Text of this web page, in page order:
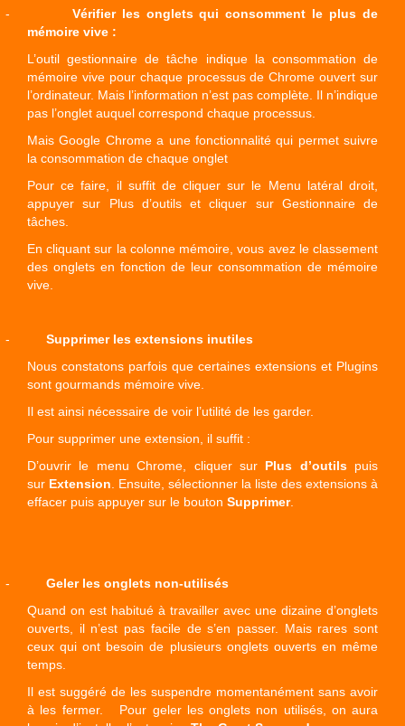
- Vérifier les onglets qui consomment le plus de
mémoire vive :
L’outil gestionnaire de tâche indique la consommation de
mémoire vive pour chaque processus de Chrome ouvert sur
l’ordinateur. Mais l’information n’est pas complète. Il n’indique
pas l’onglet auquel correspond chaque processus.
Mais Google Chrome a une fonctionnalité qui permet suivre
la consommation de chaque onglet
Pour ce faire, il suffit de cliquer sur le Menu latéral droit,
appuyer sur Plus d’outils et cliquer sur Gestionnaire de
tâches.
En cliquant sur la colonne mémoire, vous avez le classement
des onglets en fonction de leur consommation de mémoire
vive.
- Supprimer les extensions inutiles
Nous constatons parfois que certaines extensions et Plugins
sont gourmands mémoire vive.
Il est ainsi nécessaire de voir l’utilité de les garder.
Pour supprimer une extension, il suffit :
D’ouvrir le menu Chrome, cliquer sur Plus d’outilspuis
sur Extension . Ensuite, sélectionner la liste des extensions à
effacer puis appuyer sur le bouton Supprimer.
- Geler les onglets non-utilisés
Quand on est habitué à travailler avec une dizaine d’onglets
ouverts, il n’est pas facile de s’en passer. Mais rares sont
ceux qui ont besoin de plusieurs onglets ouverts en même
temps.
Il est suggéré de les suspendre momentanément sans avoir
à les fermer. Pour geler les onglets non utilisés, on aura